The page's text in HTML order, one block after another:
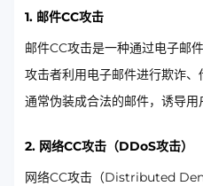
1. 邮件CC攻击
邮件CC攻击是一种通过电子邮
攻击者利用电子邮件进行欺诈
通常伪装成合法的邮件，诱导用
2. 网络CC攻击（DDoS攻击）
网络CC攻击（Distributed